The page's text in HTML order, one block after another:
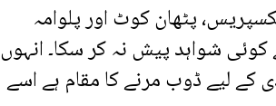
پٹھان کوٹ اور پلوامہ
کوئی شواہد پیش نہ کر سکا۔ انہوں
کے لیے ڈوب مرنے کا مقام ہے اسے